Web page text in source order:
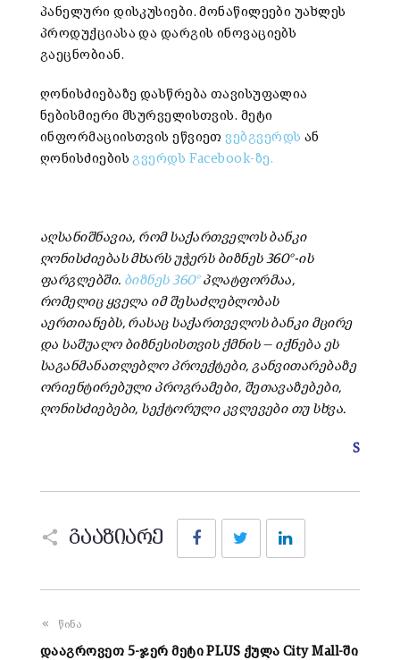
პანელური დისკუსიები. მონაწილეები უახლეს
პროდუქციასა და დარგის ინოვაციებს
გაეცნობიან.
ღონისძიებაზე დასწრება თავისუფალია
ნებისმიერი მსურველისთვის. მეტი
ინფორმაციისთვის ეწვიეთვებგვერდს ან
ღონისძიებისგვერდს Facebook-ზე.
აღსანიშნავია, რომ საქართველოს ბანკი
ღონისძიებას მხარს უჭერს ბიზნეს 360°-ის
ფარგლებში. ბიზნეს 360°პლატფორმაა,
რომელიც ყველა იმ შესაძლებლობას
აერთიანებს, რასაც საქართველოს ბანკი მცირე
და საშუალო ბიზნესისთვის ქმნის — იქნება ეს
საგანმანათლებლო პროექტები, განვითარებაზე
ორიენტირებული პროგრამები, შეთავაზებები,
ღონისძიებები, სექტორული კვლევები თუ სხვა.
S
გააზიარე
FacebookTwitter
წინა
დააგროვეთ 5-ჯერ მეტი PLUS ქულა City Mall-ში